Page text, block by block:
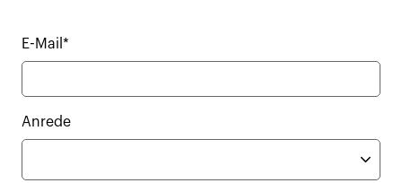
E-Mail*
Anrede